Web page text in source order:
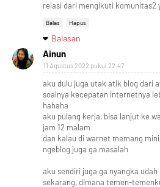
relasi dari mengikuti komunitas2
Balas Hapus
Balasan
Ainun
11 Agustus 2022 pukul 22.47
aku dulu juga utak atik blog dari
soalnya kecepatan internetnya
hahaha
aku pulang kerja, bisa lanjut ke
jam 12 malam
dan kalau di warnet memang
ngeblog juga ga masalah
aku sendiri juga ga nyangka
sekarang, dimana temen-